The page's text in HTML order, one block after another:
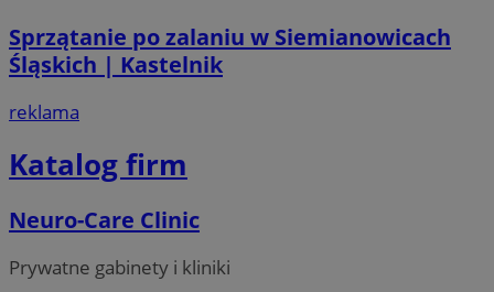
Sprzątanie po zalaniu w Siemianowicach
Śląskich | Kastelnik
reklama
Katalog firm
Neuro-Care Clinic
Prywatne gabinety i kliniki